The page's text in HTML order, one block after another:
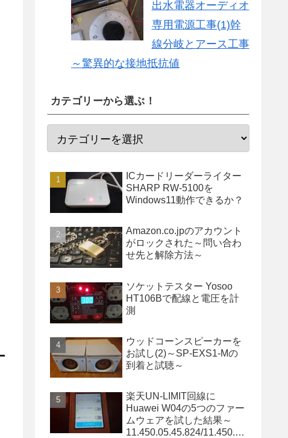
出水電器オーディオ
専用電源工事(1)幹
線分岐とアース工事
～驚異的な接地抵抗値
カテゴリーから選ぶ！
ICカードリーダーライター
SHARP RW-5100を
Windows11動作できるか？
Amazon.co.jpのアカウント
がロックされた～問い合わ
せ先と解除方法～
ソケットテスター Yosoo
HT106Bで配線と電圧を計
測
ウッドコーンスピーカーを
お試し(2)～SP-EXS1-Mの
到着と試聴～
楽天UN-LIMIT回線に
Huawei W04の5つのファー
ムウェアを試した結果～
11.450.05.45.824/11.450.05